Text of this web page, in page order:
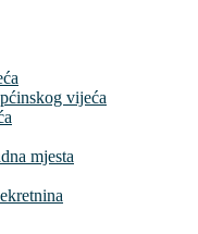
vijeća
mjesta